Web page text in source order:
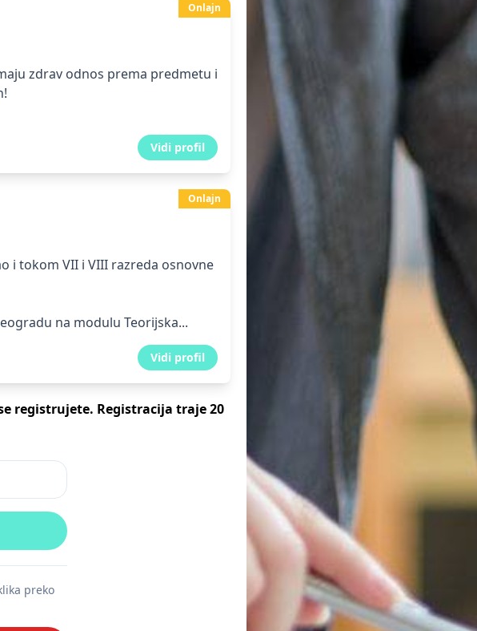
zdrav odnos prema predmetu i
Vidi profil
Onlajn
i tokom VII i VIII razreda osnovne
na modulu Teorijska...
Vidi profil
Onlajn
registrujete. Registracija traje 20
preko